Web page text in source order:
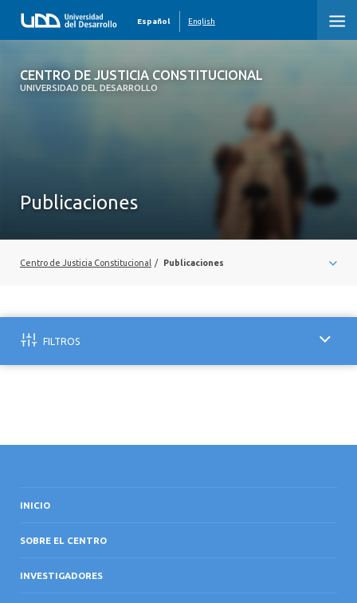
CENTRO DE JUSTICIA CONSTITUCIONAL
UNIVERSIDAD DEL DESARROLLO
Español English
CENTRO DE JUSTICIA CONSTITUCIONAL
Publicaciones
Centro de Justicia Constitucional / Publicaciones
FILTROS
INICIO
SOBRE EL CENTRO
INVESTIGADORES